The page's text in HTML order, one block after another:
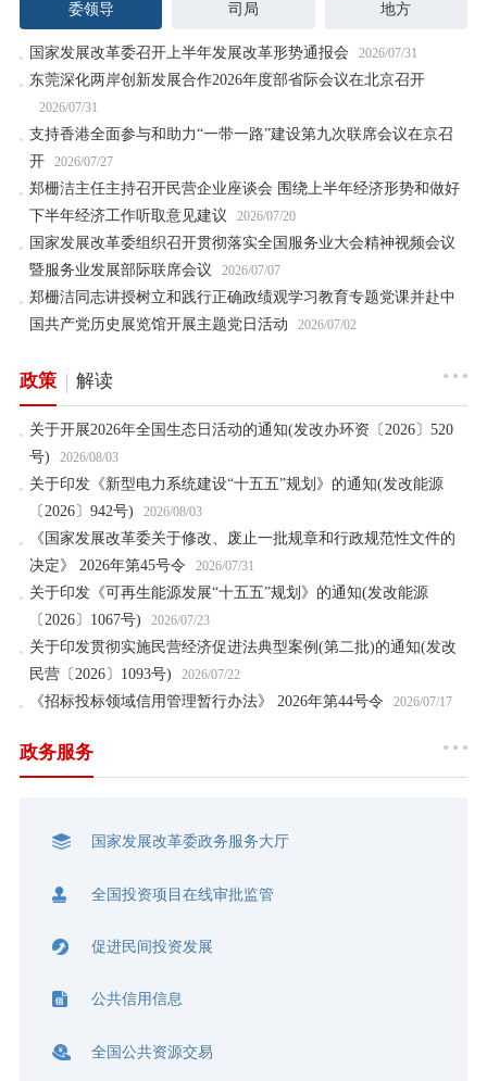
委领导 司局 地方
国家发展改革委召开上半年发展改革形势通报会 2026/07/31
东莞深化两岸创新发展合作2026年度部省际会议在北京召开
2026/07/31
支持香港全面参与和助力“一带一路”建设第九次联席会议在京召
开
2026/07/27
郑栅洁主任主持召开民营企业座谈会 围绕上半年经济形势和做好
下半年经济工作听取意见建议
2026/07/20
国家发展改革委组织召开贯彻落实全国服务业大会精神视频会议
暨服务业发展部际联席会议
2026/07/07
郑栅洁同志讲授树立和践行正确政绩观学习教育专题党课并赴中
国共产党历史展览馆开展主题党日活动
2026/07/02
政策 解读
关于开展2026年全国生态日活动的通知(发改办环资〔2026〕520
号)
2026/08/03
关于印发《新型电力系统建设“十五五”规划》的通知(发改能源
〔2026〕942号)
2026/08/03
《国家发展改革委关于修改、废止一批规章和行政规范性文件的
决定》 2026年第45号令
2026/07/31
关于印发《可再生能源发展“十五五”规划》的通知(发改能源
〔2026〕1067号)
2026/07/23
关于印发贯彻实施民营经济促进法典型案例(第二批)的通知(发改
民营〔2026〕1093号)
2026/07/22
《招标投标领域信用管理暂行办法》 2026年第44号令 2026/07/17
政务服务
国家发展改革委政务服务大厅
全国投资项目在线审批监管
促进民间投资发展
公共信用信息
全国公共资源交易